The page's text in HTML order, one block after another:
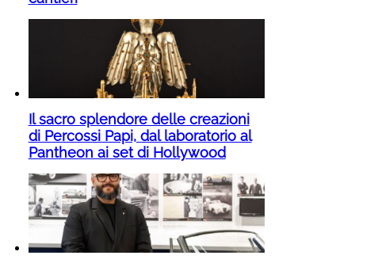
Il sacro splendore delle creazioni
di Percossi Papi, dal laboratorio al
Pantheon ai set di Hollywood